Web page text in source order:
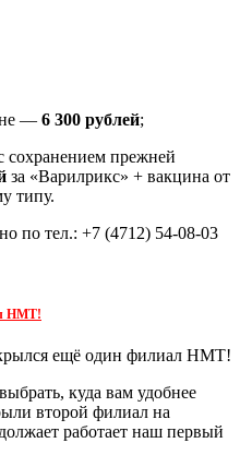
— 6 300 рублей;
сохранением прежней
за «Варилрикс» + вакцина от
типу.
по тел.: +7 (4712) 54-08-03
НМТ!
ещё один филиал НМТ!
куда вам удобнее
второй филиал на
работает наш первый